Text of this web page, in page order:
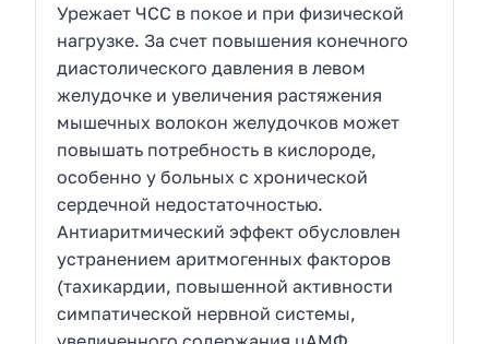
Урежает ЧСС в покое и при физической
нагрузке. За счет повышения конечного
диастолического давления в левом
желудочке и увеличения растяжения
мышечных волокон желудочков может
повышать потребность в кислороде,
особенно у больных с хронической
сердечной недостаточностью.
Антиаритмический эффект обусловлен
устранением аритмогенных факторов
(тахикардии, повышенной активности
симпатической нервной системы,